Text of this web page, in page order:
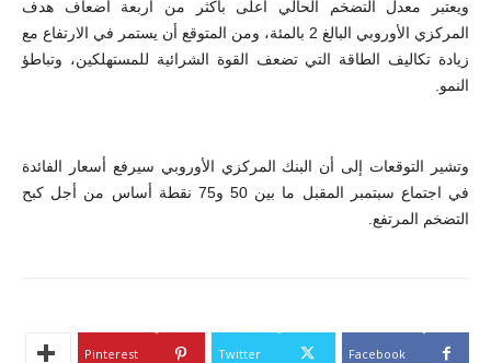
ويعتبر معدل التضخم الحالي أعلى بأكثر من أربعة أضعاف هدف
المركزي الأوروبي البالغ 2 بالمئة، ومن المتوقع أن يستمر في الارتفاع مع
زيادة تكاليف الطاقة التي تضعف القوة الشرائية للمستهلكين، وتباطؤ
النمو.
وتشير التوقعات إلى أن البنك المركزي الأوروبي سيرفع أسعار الفائدة
في اجتماع سبتمبر المقبل ما بين 50 و75 نقطة أساس من أجل كبح
التضخم المرتفع.
Facebook
Twitter
Pinterest